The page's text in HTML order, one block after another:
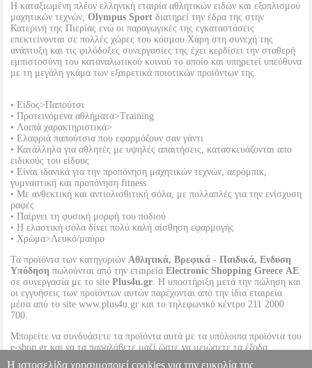
Η καταξιωμένη πλέον ελληνική εταιρία αθλητικών ειδών και εξοπλισμού
μαχητικών τεχνών, Olympus Sport διατηρεί την έδρα της στην
Κατερινή της Πιερίας ενώ οι παραγωγικές της εγκαταστάσεις
επεκτείνονται σε πολλές χώρες του κόσμου.Χάρη στη συνεχή της
ανάπτυξη και τις φιλόδοξες συνεργασίες της έχει κερδίσει την σταθερή
εμπιστοσύνη του καταναλωτικού κοινού το οποίο και υπηρετεί υπεύθυνα
με τη μεγάλη γκάμα των εξαιρετικά ποιοτικών προϊόντων της.
• Είδος>Παπούτσι
• Προτεινόμενα αθλήματα>Training
• Λοιπά χαρακτηριστικά>
• Ελαφριά παπούτσια που εφαρμόζουν σαν γάντι
• Κατάλληλα για αθλητές με υψηλές απαιτήσεις, κατασκευάζονται απο
ειδικούς του είδους
• Είναι ιδανικά για την προπόνηση μαχητικών τεχνών, αερόμπικ,
γυμναστική και προπόνηση fitness
• Με ανθεκτική και αντιολισθιτική σόλα, με πολλαπλές για την ενίσχυση
ραφές
• Παίρνει τη φυσική μορφή του ποδιού
• Η ελαστική σόλα δίνει πολύ καλή αίσθηση εφαρμογής
• Χρώμα>Λευκό/μαύρο
Τα προϊόντα των κατηγοριών Αθλητικά, Βρεφικά - Παιδικά, Ενδυση
Υπόδηση πωλούνται από την εταιρεία Electronic Shopping Greece ΑΕ
σε συνεργασία με το site Plus4u.gr. Η υποστήριξη μετά την πώληση και
οι εγγυήσεις των προϊόντων αυτών παρέχονται από την ίδια εταιρεία
μέσα από το site www.plus4u.gr και το τηλεφωνικό κέντρο 211 2000
700.
Μπορείτε να συνδυάσετε τα προϊόντα αυτά με τα υπόλοιπα προϊόντα του
e-shop.gr και να τα παραλάβετε μαζί ώστε να μειώσετε τα έξοδα
αποστολής. Μπορείτε επίσης να παραλάβετε από οποιοδήποτε eshop
Η ιστοσελίδα χρησιμοποιεί cookies για την ευκολία της